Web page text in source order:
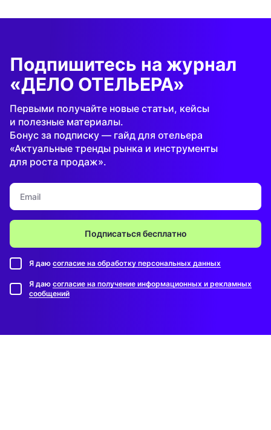
Подпишитесь на журнал
«ДЕЛО ОТЕЛЬЕРА»
Первыми получайте новые статьи, кейсы
и полезные материалы.
Бонус за подписку — гайд для отельера
«Актуальные тренды рынка и инструменты
для роста продаж».
Подписаться бесплатно
Я даю согласие на обработку персональных данных
Я даю согласие на получение информационных и рекламных
сообщений